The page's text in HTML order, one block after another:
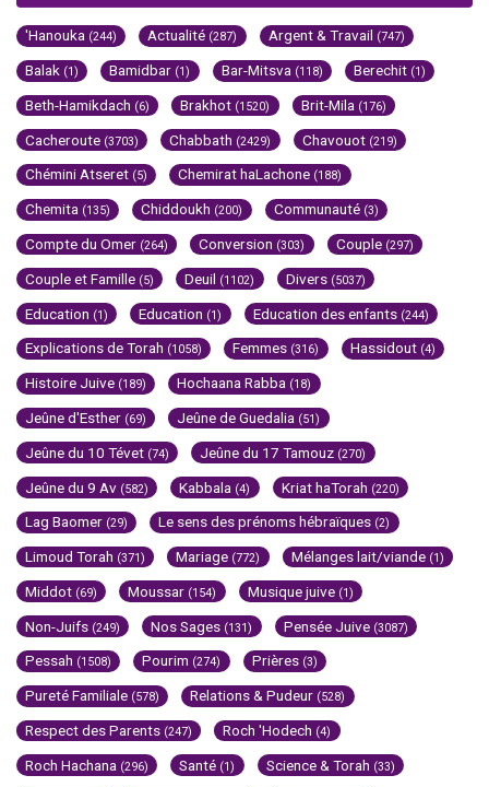
'Hanouka (244) Actualité (287) Argent & Travail (747)
Balak (1) Bamidbar (1) Bar-Mitsva (118) Berechit (1)
Beth-Hamikdach (6) Brakhot (1520) Brit-Mila (176)
Cacheroute (3703) Chabbath (2429) Chavouot (219)
Chémini Atseret (5) Chemirat haLachone (188)
Chemita (135) Chiddoukh (200) Communauté (3)
Compte du Omer (264) Conversion (303) Couple (297)
Couple et Famille (5) Deuil (1102) Divers (5037)
Education (1) Education (1) Education des enfants (244)
Explications de Torah (1058) Femmes (316) Hassidout (4)
Histoire Juive (189) Hochaana Rabba (18)
Jeûne d'Esther (69) Jeûne de Guedalia (51)
Jeûne du 10 Tévet (74) Jeûne du 17 Tamouz (270)
Jeûne du 9 Av (582) Kabbala (4) Kriat haTorah (220)
Lag Baomer (29) Le sens des prénoms hébraïques (2)
Limoud Torah (371) Mariage (772) Mélanges lait/viande (1)
Middot (69) Moussar (154) Musique juive (1)
Non-Juifs (249) Nos Sages (131) Pensée Juive (3087)
Pessah (1508) Pourim (274) Prières (3)
Pureté Familiale (578) Relations & Pudeur (528)
Respect des Parents (247) Roch 'Hodech (4)
Roch Hachana (296) Santé (1) Science & Torah (33)